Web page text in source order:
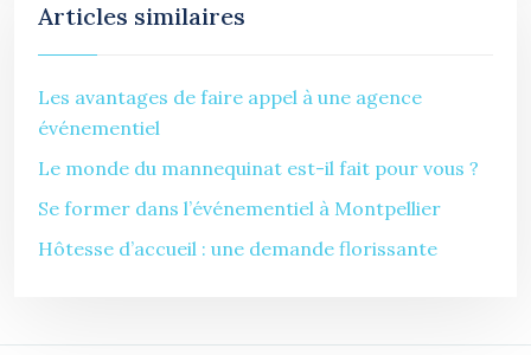
Articles similaires
Les avantages de faire appel à une agence
événementiel
Le monde du mannequinat est-il fait pour vous ?
Se former dans l’événementiel à Montpellier
Hôtesse d’accueil : une demande florissante